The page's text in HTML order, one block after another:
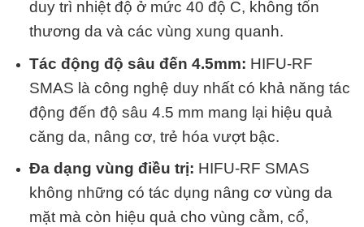
duy trì nhiệt độ ở mức 40 độ C, không tổn
thương da và các vùng xung quanh.
Tác động độ sâu đến 4.5mm: HIFU-RF
SMAS là công nghệ duy nhất có khả năng tác
động đến độ sâu 4.5 mm mang lại hiệu quả
căng da, nâng cơ, trẻ hóa vượt bậc.
Đa dạng vùng điều trị: HIFU-RF SMAS
không những có tác dụng nâng cơ vùng da
mặt mà còn hiệu quả cho vùng cằm, cổ,